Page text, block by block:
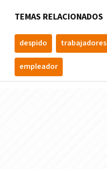
TEMAS RELACIONADOS
despido trabajadores
empleador